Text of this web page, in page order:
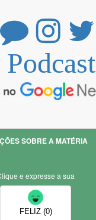
Podcast
SOBRE A MATÉRIA
e expresse a sua
FELIZ (0)